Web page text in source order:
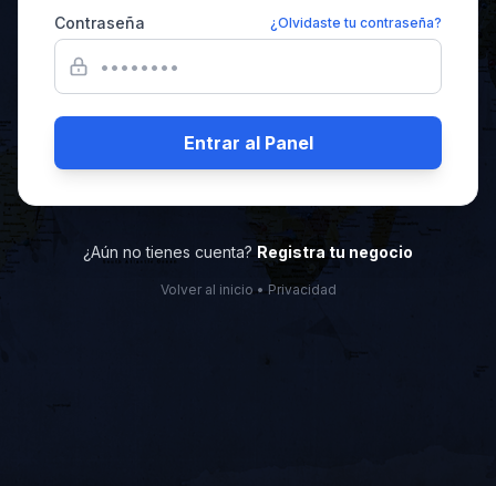
Contraseña ¿Olvidaste tu contraseña?
Entrar al Panel
¿Aún no tienes cuenta? Registra tu negocio
Volver al inicio •Privacidad